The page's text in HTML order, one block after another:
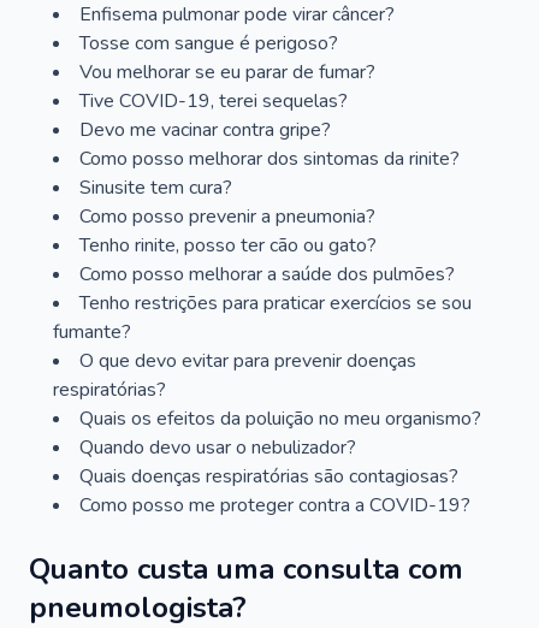
Enfisema pulmonar pode virar câncer?
Tosse com sangue é perigoso?
Vou melhorar se eu parar de fumar?
Tive COVID-19, terei sequelas?
Devo me vacinar contra gripe?
Como posso melhorar dos sintomas da rinite?
Sinusite tem cura?
Como posso prevenir a pneumonia?
Tenho rinite, posso ter cão ou gato?
Como posso melhorar a saúde dos pulmões?
Tenho restrições para praticar exercícios se sou
fumante?
O que devo evitar para prevenir doenças
respiratórias?
Quais os efeitos da poluição no meu organismo?
Quando devo usar o nebulizador?
Quais doenças respiratórias são contagiosas?
Como posso me proteger contra a COVID-19?
Quanto custa uma consulta com
pneumologista?